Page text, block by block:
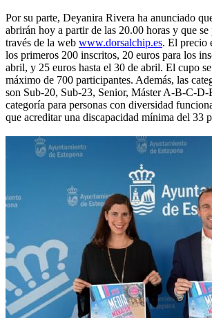
Por su parte, Deyanira Rivera ha anunciado
abrirán hoy a partir de las 20.00 horas y que se
través de la web www.dorsalchip.es. El precio
los primeros 200 inscritos, 20 euros para los
abril, y 25 euros hasta el 30 de abril. El cupo
máximo de 700 participantes. Además, las
son Sub-20, Sub-23, Senior, Máster A-B-C-
categoría para personas con diversidad
que acreditar una discapacidad mínima del 33